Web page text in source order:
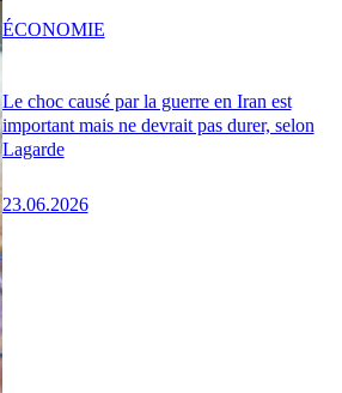
Le choc causé par la guerre en Iran est
important mais ne devrait pas durer, selon
Lagarde
23.06.2026
ÉCONOMIE